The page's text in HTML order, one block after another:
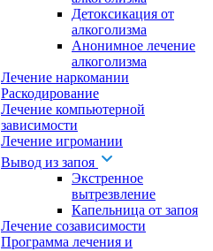
Детоксикация от
алкоголизма
Анонимное лечение
алкоголизма
Лечение наркомании
Раскодирование
Лечение компьютерной
зависимости
Лечение игромании
Вывод из запоя
Экстренное
вытрезвление
Капельница от запоя
Лечение созависимости
Программа лечения и